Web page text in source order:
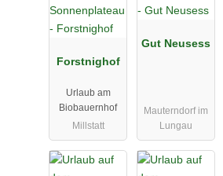
Forstnighof
Urlaub am
Biobauernhof
Millstatt
Gut Neusess
Mauterndorf im
Lungau